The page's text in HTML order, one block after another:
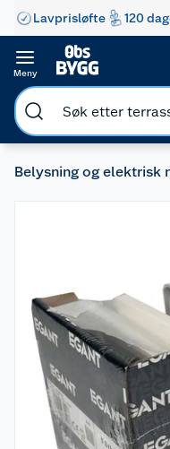
Lavprisløfte 120
Meny
Belysning og elektrisk